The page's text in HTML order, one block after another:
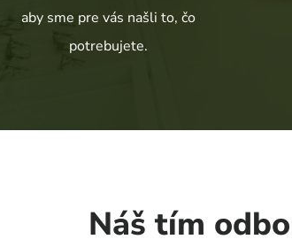
aby sme pre vás našli to, čo
potrebujete.
Náš tím